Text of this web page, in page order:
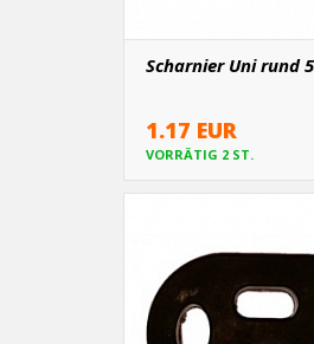
Scharnier Uni rund
1.17 EUR
VORRÄTIG 2 ST.